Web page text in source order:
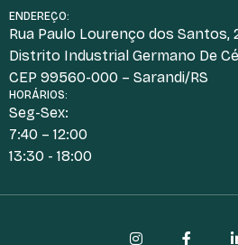
ENDEREÇO:
Rua Paulo Lourenço dos Santos,
Distrito Industrial Germano De
CEP 99560-000 – Sarandi/RS
HORÁRIOS:
Seg-Sex:
7:40 – 12:00
13:30 - 18:00